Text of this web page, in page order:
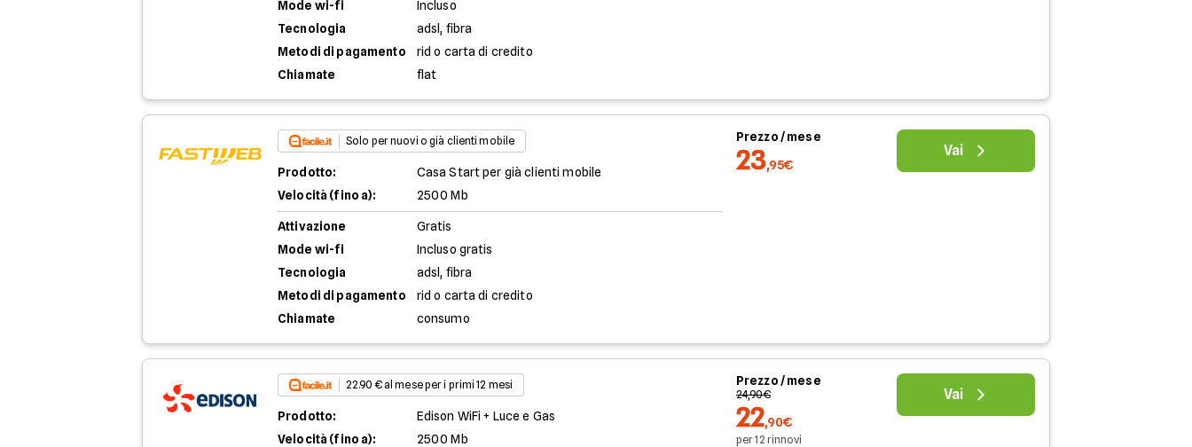
Mode wi-fi
Incluso
Tecnologia
adsl, fibra
Metodi di pagamento
rid o carta di credito
Chiamate
flat
Solo per nuovi o già clienti mobile
Prodotto:
Casa Start per già clienti mobile
Velocità (fino a):
2500 Mb
Attivazione
Gratis
Mode wi-fi
Incluso gratis
Tecnologia
adsl, fibra
Metodi di pagamento
rid o carta di credito
Chiamate
consumo
Prezzo / mese
23,95€
Vai
22.90 € al mese per i primi 12 mesi
Prodotto:
Edison WiFi + Luce e Gas
Velocità (fino a):
2500 Mb
Prezzo / mese
24,90€
22,90€
per 12 rinnovi
Vai